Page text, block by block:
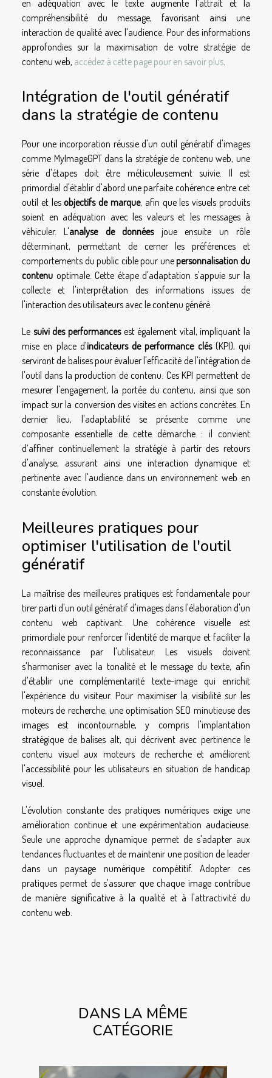
en adéquation avec le texte augmente l'attrait et la
compréhensibilité du message, favorisant ainsi une
interaction de qualité avec l'audience. Pour des informations
approfondies sur la maximisation de votre stratégie de
contenu web, accédez à cette page pour en savoir plus
Intégration de l'outil génératif
dans la stratégie de contenu
Pour une incorporation réussie d'un outil génératif d'images
comme MyImageGPT dans la stratégie de contenu web, une
série d'étapes doit être méticuleusement suivie. Il est
primordial d'établir d'abord une parfaite cohérence entre cet
outil et lesobjectifs de marque, afin que les visuels produits
soient en adéquation avec les valeurs et les messages à
véhiculer. L'analyse de donnéesjoue ensuite un rôle
déterminant, permettant de cerner les préférences et
comportements du public cible pour unepersonnalisation du
contenu optimale. Cette étape d'adaptation s'appuie sur la
collecte et l'interprétation des informations issues de
l'interaction des utilisateurs avec le contenu généré.
Le suivi des performancesest également vital, impliquant la
mise en place d'indicateurs de performance clés(KPI), qui
serviront de balises pour évaluer l'efficacité de l'intégration de
l'outil dans la production de contenu. Ces KPI permettent de
mesurer l'engagement, la portée du contenu, ainsi que son
impact sur la conversion des visites en actions concrètes. En
dernier lieu, l'adaptabilité se présente comme une
composante essentielle de cette démarche : il convient
d’affiner continuellement la stratégie à partir des retours
d'analyse, assurant ainsi une interaction dynamique et
pertinente avec l'audience dans un environnement web en
constante évolution.
Meilleures pratiques pour
optimiser l'utilisation de l'outil
génératif
La maîtrise des meilleures pratiques est fondamentale pour
tirer parti d'un outil génératif d'images dans l'élaboration d'un
contenu web captivant. Une cohérence visuelle est
primordiale pour renforcer l'identité de marque et faciliter la
reconnaissance par l'utilisateur. Les visuels doivent
s'harmoniser avec la tonalité et le message du texte, afin
d'établir une complémentarité texte-image qui enrichit
l'expérience du visiteur. Pour maximiser la visibilité sur les
moteurs de recherche, une optimisation SEO minutieuse des
images est incontournable, y compris l'implantation
stratégique de balises alt, qui décrivent avec pertinence le
contenu visuel aux moteurs de recherche et améliorent
l'accessibilité pour les utilisateurs en situation de handicap
visuel.
L'évolution constante des pratiques numériques exige une
amélioration continue et une expérimentation audacieuse.
Seule une approche dynamique permet de s'adapter aux
tendances fluctuantes et de maintenir une position de leader
dans un paysage numérique compétitif. Adopter ces
pratiques permet de s'assurer que chaque image contribue
de manière significative à la qualité et à l'attractivité du
contenu web.
DANS LA MÊME
CATÉGORIE